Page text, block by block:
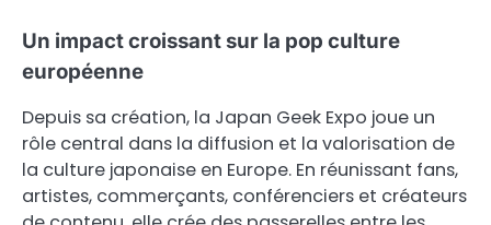
Un impact croissant sur la pop culture
européenne
Depuis sa création, la Japan Geek Expo joue un
rôle central dans la diffusion et la valorisation de
la culture japonaise en Europe. En réunissant fans,
artistes, commerçants, conférenciers et créateurs